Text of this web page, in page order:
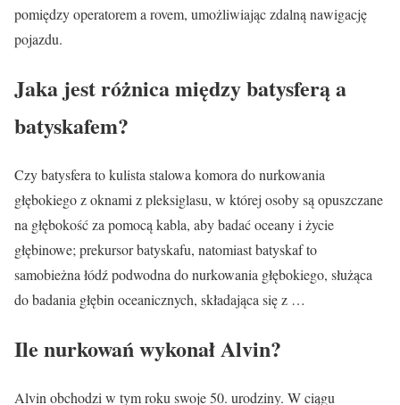
pomiędzy operatorem a rovem, umożliwiając zdalną nawigację
pojazdu.
Jaka jest różnica między batysferą a
batyskafem?
Czy batysfera to kulista stalowa komora do nurkowania
głębokiego z oknami z pleksiglasu, w której osoby są opuszczane
na głębokość za pomocą kabla, aby badać oceany i życie
głębinowe; prekursor batyskafu, natomiast batyskaf to
samobieżna łódź podwodna do nurkowania głębokiego, służąca
do badania głębin oceanicznych, składająca się z …
Ile nurkowań wykonał Alvin?
Alvin obchodzi w tym roku swoje 50. urodziny. W ciągu